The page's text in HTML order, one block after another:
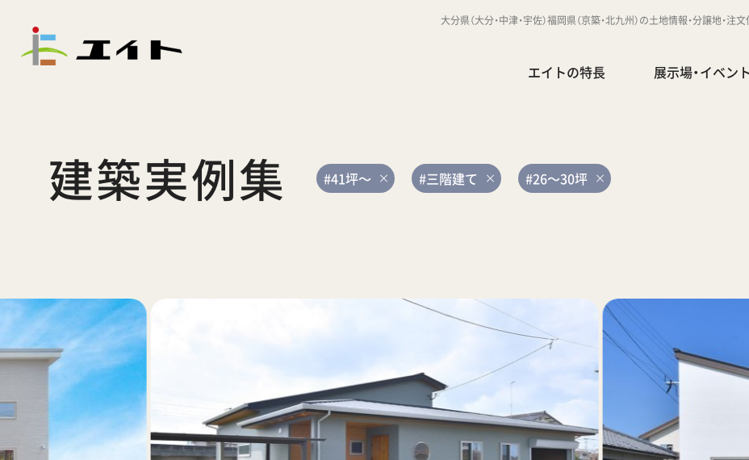
大分県（大分・中津・宇佐）福岡県（京築・北九州）の土地情報・分譲地・
エイトの特長 展示場・イベント
建築実例集 #41坪～ #三階建て #26～30坪